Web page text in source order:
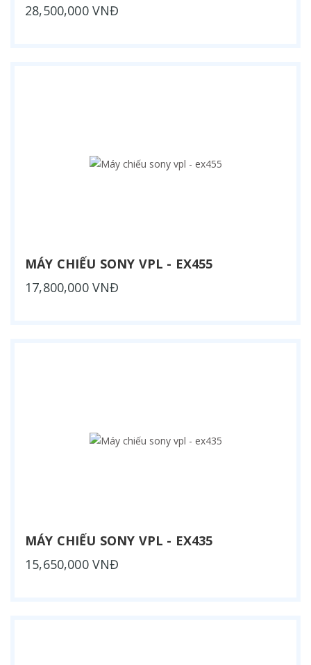
28,500,000 VNĐ
MÁY CHIẾU SONY VPL - EX455
17,800,000 VNĐ
MÁY CHIẾU SONY VPL - EX435
15,650,000 VNĐ